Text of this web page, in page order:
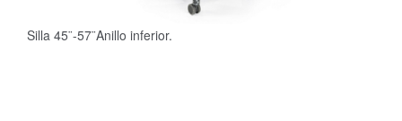
Silla 45¨-57¨Anillo inferior.